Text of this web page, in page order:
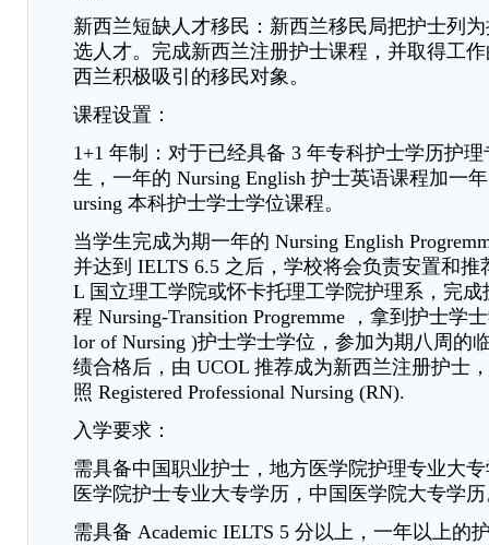
新西兰短缺人才移民：新西兰移民局把护士列
选人才。完成新西兰注册护士课程，并取得工
西兰积极吸引的移民对象。
课程设置：
1+1 年制：对于已经具备 3 年专科护士学历护
生，一年的 Nursing English 护士英语课程加一
ursing 本科护士学士学位课程。
当学生完成为期一年的 Nursing English
并达到 IELTS 6.5 之后，学校将会负责安置和推
L 国立理工学院或怀卡托理工学院护理系，完
程 Nursing-Transition Progremme ，拿到护士学
lor of Nursing )护士学士学位，参加为期八周的
绩合格后，由 UCOL 推荐成为新西兰注册护士
照 Registered Professional Nursing (RN).
入学要求：
需具备中国职业护士，地方医学院护理专业大
医学院护士专业大专学历，中国医学院大专学
需具备 Academic IELTS 5 分以上，一年以上的